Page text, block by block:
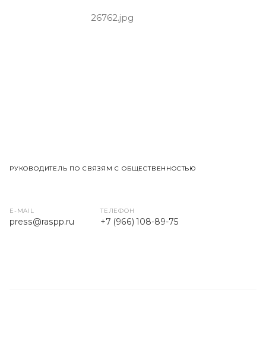
РУКОВОДИТЕЛЬ ПО СВЯЗЯМ С ОБЩЕСТВЕННОСТЬЮ
E-MAIL
press@raspp.ru
ТЕЛЕФОН
+7 (966) 108-89-75